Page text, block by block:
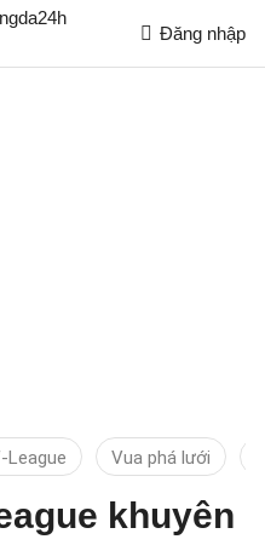
Đăng nhập
League Vua phá lưới
khuyên